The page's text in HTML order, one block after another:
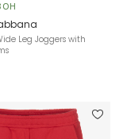
Leg Joggers with